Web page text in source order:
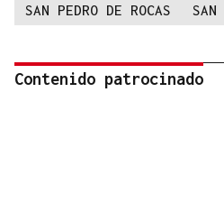
SAN PEDRO DE ROCAS SAN
Contenido patrocinado